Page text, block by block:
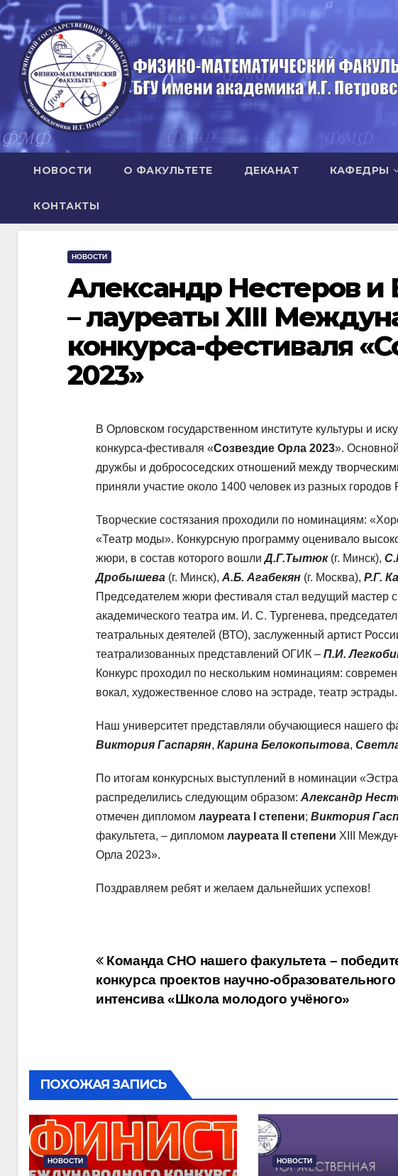
Перейти
к
содержимому
НОВОСТИ О ФАКУЛЬТЕТЕ ДЕКАНАТ КАФЕДРЫ
КОНТАКТЫ
НОВОСТИ
Александр Нестеров и
– лауреаты XIII
конкурса-фестиваля
2023»
В Орловском государственном институте культуры и
конкурса-фестиваля «Созвездие Орла 2023».
дружбы и добрососедских отношений между
приняли участие около 1400 человек из разных
Творческие состязания проходили по номинациям:
«Театр моды». Конкурсную программу оценивало
жюри, в состав которого вошлиД.Г.Тытюк(г. Минск),
Дробышева (г. Минск), А.Б. Агабекян (г. Москва), Р.Г.
Председателем жюри фестиваля стал ведущий мастер
академического театра им. И. С. Тургенева,
театральных деятелей (ВТО), заслуженный артист
театрализованных представлений ОГИК – П.И.
Конкурс проходил по нескольким номинациям:
вокал, художественное слово на эстраде, театр эстрады.
Наш университет представляли обучающиеся нашего
Виктория Гаспарян, Карина Белокопытова,
По итогам конкурсных выступлений в номинации
распределились следующим образом: Александр
отмечен дипломом лауреата I степени; Виктория
факультета, – дипломом лауреата II степени XIII
Орла 2023».
Поздравляем ребят и желаем дальнейших успехов!
Навигация
по
Команда СНО нашего факультета –
конкурса проектов научно-образовательного
интенсива «Школа молодого учёного»
ПОХОЖАЯ ЗАПИСЬ
НОВОСТИ НОВОСТИ